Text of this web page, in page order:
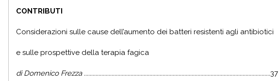
CONTRIBUTI
Considerazioni sulle cause dell’aumento dei batteri resistenti agli antibiotici
e sulle prospettive della terapia fagica
di Domenico Frezza ................................................................................................................................37